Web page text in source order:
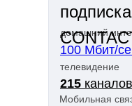
домашний
телевидение
Мобильная
100 Мбит/
215 каналов